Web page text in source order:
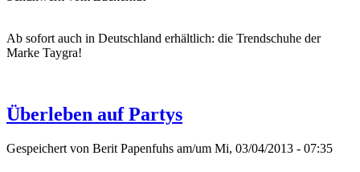
Ab sofort auch in Deutschland erhältlich: die Trendschuhe der
Marke Taygra!
Überleben auf Partys
Gespeichert von Berit Papenfuhs am/um Mi, 03/04/2013 - 07:35